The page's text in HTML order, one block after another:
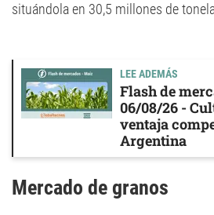
situándola en 30,5 millones de
LEE ADEMÁS
Flash de
06/08/26 -
ventaja
Argentina
Mercado de granos